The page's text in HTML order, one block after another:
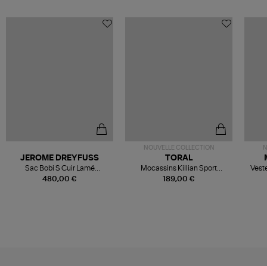
480,00 €
JEROME DREYFUSS
Sac Bobi S Cuir Lamé
Champagne
NOUVELLE COLLECTION
189,00 €
TORAL
Mocassins Killian Sport
Mousse